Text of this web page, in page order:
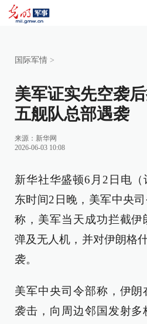
国际军情 >
美军证实先空袭
五舰队总部遇袭
来源： 新华网
2026-06-03 10:08
新华社华盛顿6月2日电
东时间2日晚，美军中央
称，美军当天成功拦截
弹及无人机，并对伊朗格
袭。
美军中央司令部称，伊
袭击，向周边邻国发射